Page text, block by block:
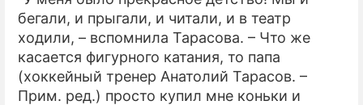
О ПРОЕКТЕ
бегали, и прыгали, и читали, и в театр
ходили, – вспомнила Тарасова. – Что же
касается фигурного катания, то папа
(хоккейный тренер Анатолий Тарасов. –
Прим. ред.) просто купил мне коньки и